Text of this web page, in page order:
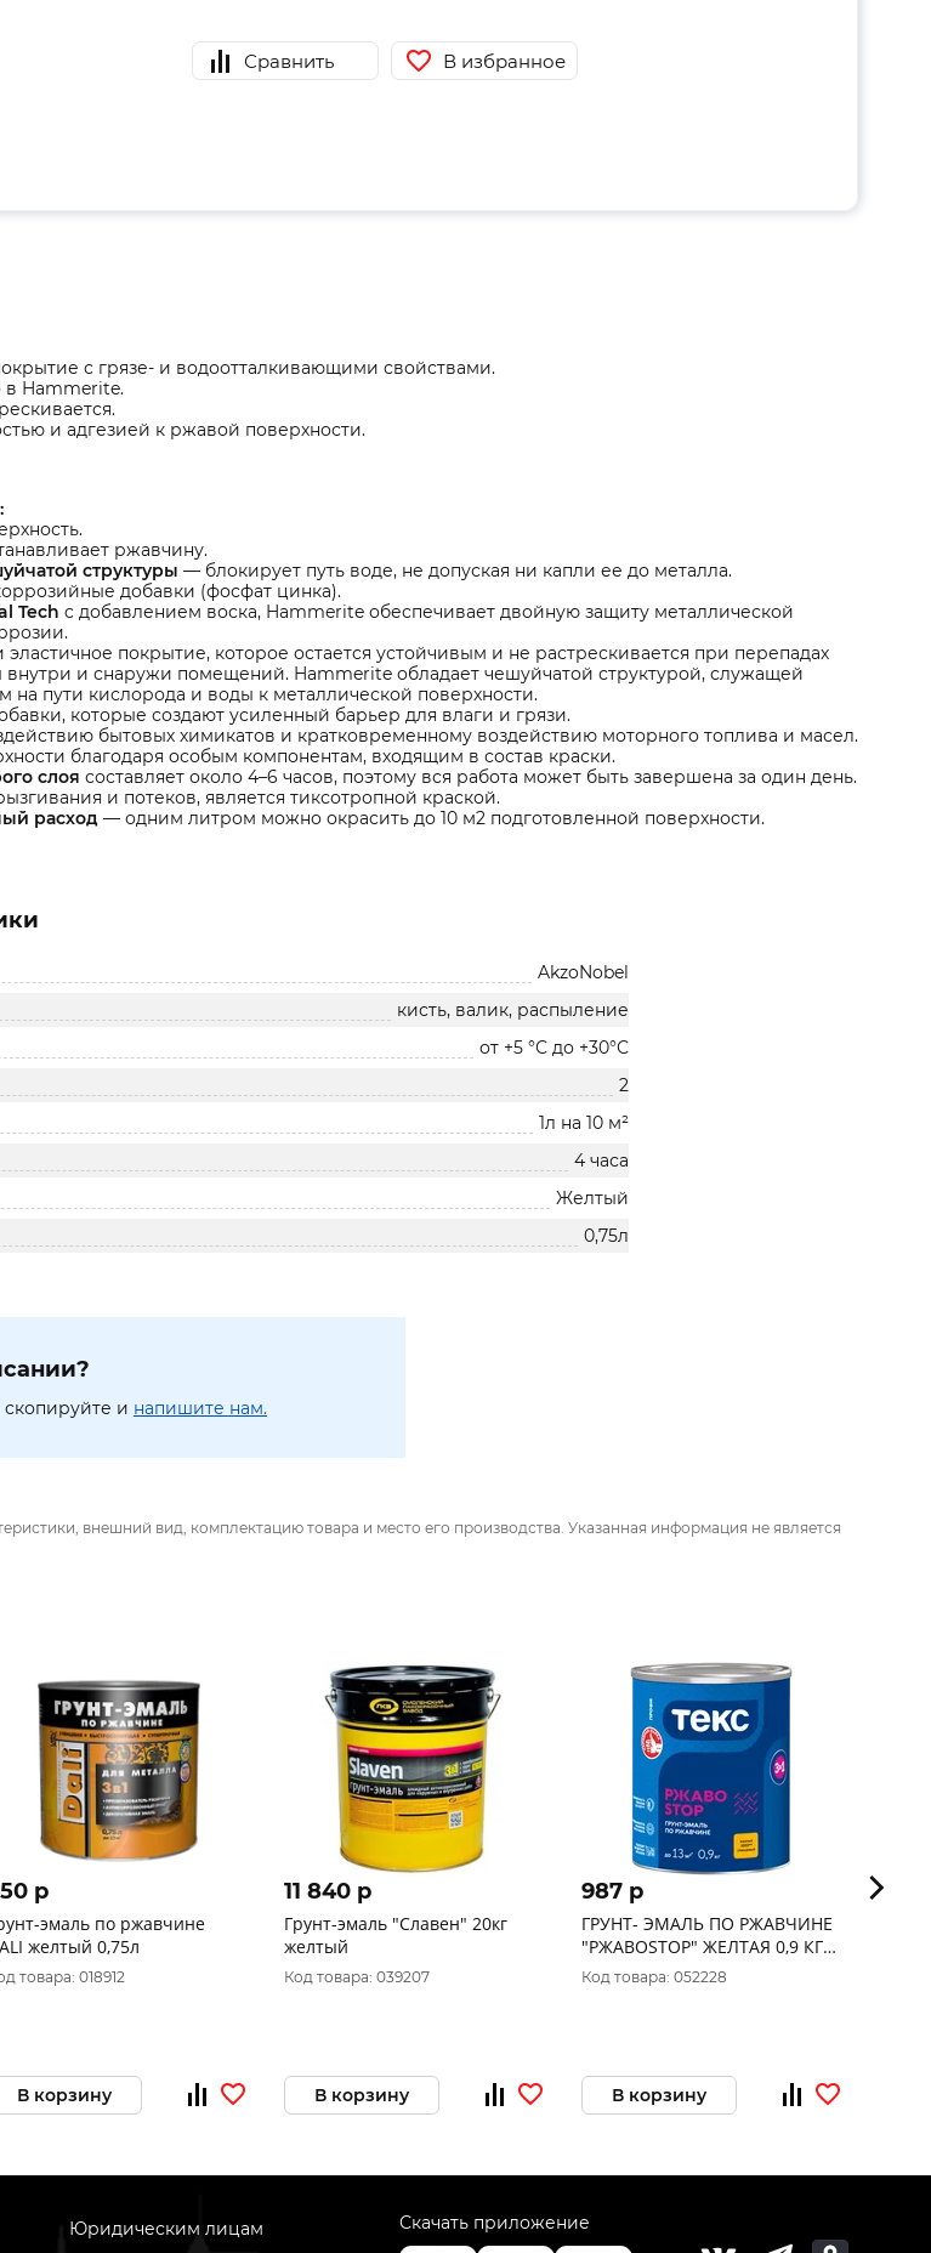
Сравнить В избранное
с грязе- и водоотталкивающими свойствами.
в Hammerite.
и адгезией к ржавой поверхности.
ржавчину.
структуры — блокирует путь воде, не допуская ни капли ее до металла.
добавки (фосфат цинка).
Tech c добавлением воска, Hammerite обеспечивает двойную защиту металлической
покрытие, которое остается устойчивым и не растрескивается при перепадах
и снаружи помещений. Hammerite обладает чешуйчатой структурой, служащей
на пути кислорода и воды к металлической поверхности.
которые создают усиленный барьер для влаги и грязи.
бытовых химикатов и кратковременному воздействию моторного топлива и масел.
благодаря особым компонентам, входящим в состав краски.
слоя составляет около 4–6 часов, поэтому вся работа может быть завершена за один день.
и потеков, является тиксотропной краской.
расход — одним литром можно окрасить до 10 м2 подготовленной поверхности.
AkzoNobel
кисть, валик, распыление
от +5 °С до +30°С
2
1л на 10 м²
4 часа
Желтый
0,75л
и напишите нам.
внешний вид, комплектацию товара и место его производства. Указанная информация не является
p
эмаль по ржавчине
желтый 0,75л
товара: 018912
В корзину
11 840 p
Грунт-эмаль "Славен" 20кг
желтый
Код товара: 039207
В корзину
987 p
ГРУНТ- ЭМАЛЬ ПО РЖАВЧИНЕ
"РЖАВОSTOP" ЖЕЛТАЯ 0,9 КГ
(1/14) ТЕКС
Код товара: 052228
В корзину
778
Юридическим лицам
Скачать приложение